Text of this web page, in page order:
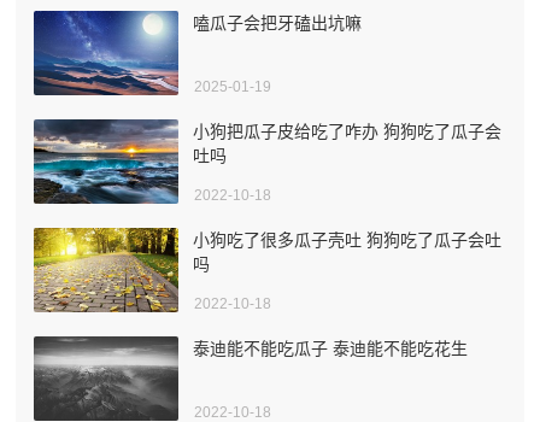
嗑瓜子会把牙磕出坑嘛
2025-01-19
小狗把瓜子皮给吃了咋办 狗狗吃了瓜子会
吐吗
2022-10-18
小狗吃了很多瓜子壳吐 狗狗吃了瓜子会吐
吗
2022-10-18
泰迪能不能吃瓜子 泰迪能不能吃花生
2022-10-18